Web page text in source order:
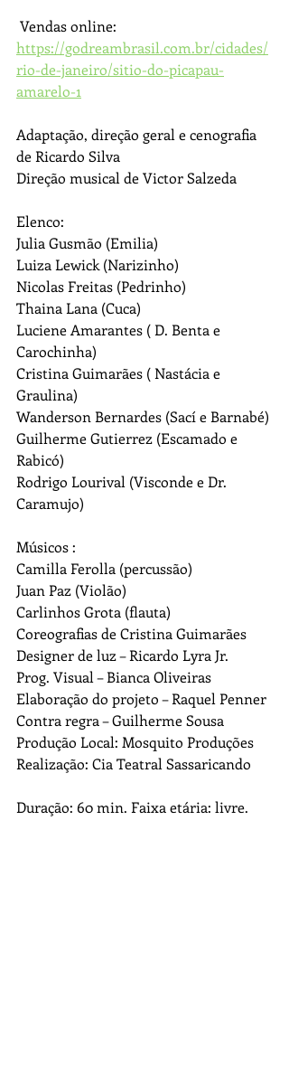
Vendas online:
https://godreambrasil.com.br/cidades/
rio-de-janeiro/sitio-do-picapau-
amarelo-1
Adaptação, direção geral e cenografia
de Ricardo Silva
Direção musical de Victor Salzeda
Elenco:
Julia Gusmão (Emilia)
Luiza Lewick (Narizinho)
Nicolas Freitas (Pedrinho)
Thaina Lana (Cuca)
Luciene Amarantes ( D. Benta e
Carochinha)
Cristina Guimarães ( Nastácia e
Graulina)
Wanderson Bernardes (Sací e Barnabé)
Guilherme Gutierrez (Escamado e
Rabicó)
Rodrigo Lourival (Visconde e Dr.
Caramujo)
Músicos :
Camilla Ferolla (percussão)
Juan Paz (Violão)
Carlinhos Grota (flauta)
Coreografias de Cristina Guimarães
Designer de luz – Ricardo Lyra Jr.
Prog. Visual – Bianca Oliveiras
Elaboração do projeto – Raquel Penner
Contra regra – Guilherme Sousa
Produção Local: Mosquito Produções
Realização: Cia Teatral Sassaricando
Duração: 60 min. Faixa etária: livre.